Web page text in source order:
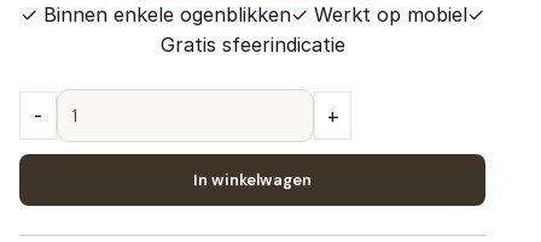
✓ Binnen enkele ogenblikken✓ Werkt op mobiel✓
Gratis sfeerindicatie
Berbero
Creme
- +
In winkelwagen